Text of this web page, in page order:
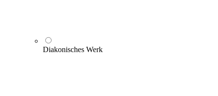
Diakonisches Werk